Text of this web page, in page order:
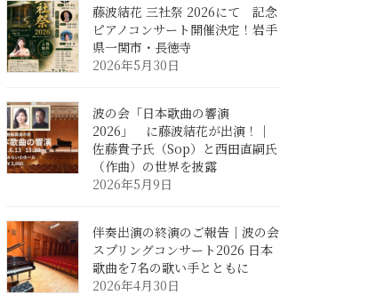
藤波結花 三社祭 2026にて 記念
ピアノコンサート開催決定！岩手
県一関市・長徳寺
2026年5月30日
波の会「日本歌曲の響演
2026」 に藤波結花が出演！｜
佐藤貴子氏（Sop）と西田直嗣氏
（作曲）の世界を披露
2026年5月9日
伴奏出演の終演のご報告｜波の会
スプリングコンサート2026 日本
歌曲を7名の歌い手とともに
2026年4月30日